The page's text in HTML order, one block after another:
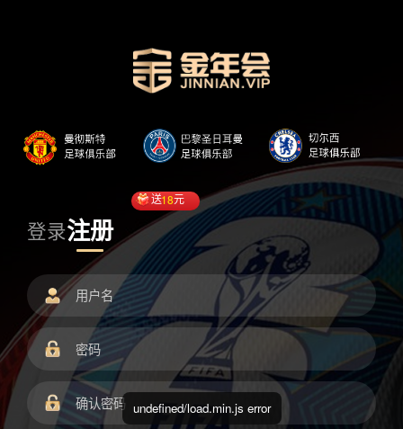
登录注册
送18元
undefined/load.min.js error